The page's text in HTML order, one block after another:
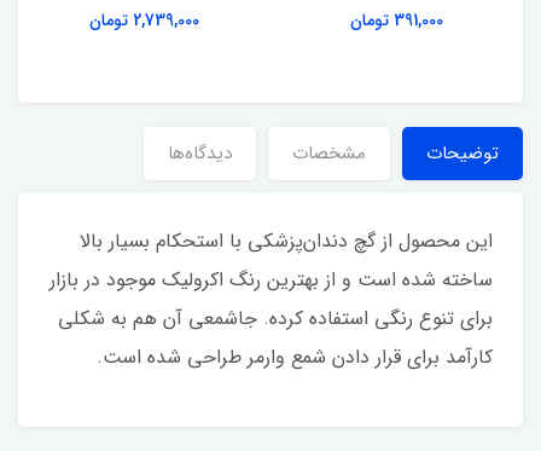
391,000 تومان 2,739,000 تومان
توضیحات مشخصات دیدگاه‌ها
این محصول از گچ دندان‌پزشکی با استحکام بسیار بالا
ساخته شده است و از بهترین رنگ اکرولیک موجود در بازار
برای تنوع رنگی استفاده کرده. جاشمعی آن هم به شکلی
کارآمد برای قرار دادن شمع وارمر طراحی شده است.